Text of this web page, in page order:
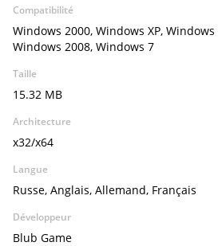
Compatibilité
Windows 2000, Windows XP,
Windows 2008, Windows 7
Taille
15.32 MB
Architecture
x32/x64
Langue
Russe, Anglais, Allemand, Français
Développeur
Blub Game